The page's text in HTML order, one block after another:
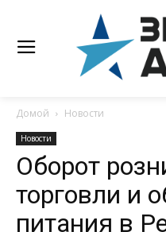
Домой Новости
Новости
Оборот
торговли и
питания в